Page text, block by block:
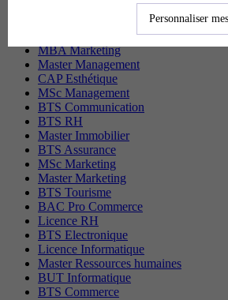
MBA Marketing
Master Management
CAP Esthétique
MSc Management
BTS Communication
BTS RH
Master Immobilier
BTS Assurance
MSc Marketing
Master Marketing
BTS Tourisme
BAC Pro Commerce
Licence RH
BTS Electronique
Licence Informatique
Master Ressources humaines
BUT Informatique
BTS Commerce
Personnaliser